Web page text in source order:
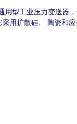
用型工业压力变送器
用扩散硅、 陶瓷和